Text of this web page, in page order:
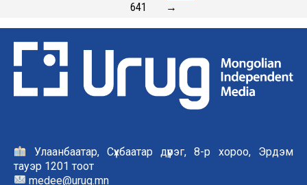
641
→
Улаанбаатар, Сүхбаатар дүүрэг, 8-р хороо, Эрдэм
тауэр 1201 тоот
medee@urug.mn